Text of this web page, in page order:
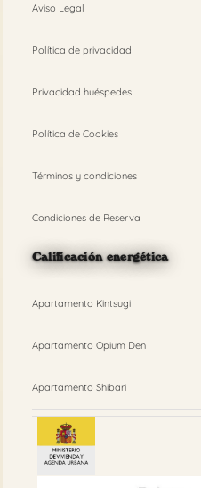
Aviso Legal
Política de privacidad
Privacidad huéspedes
Política de Cookies
Términos y condiciones
Condiciones de Reserva
Calificación energética
Apartamento Kintsugi
Apartamento Opium Den
Apartamento Shibari